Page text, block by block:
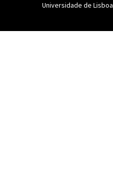
Universidade de Lisboa